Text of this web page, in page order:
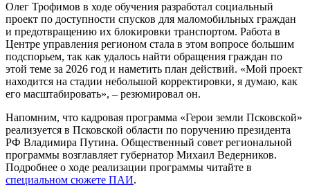
Олег Трофимов в ходе обучения разработал социальный
проект по доступности спусков для маломобильных граждан
и предотвращению их блокировки транспортом. Работа в
Центре управления регионом стала в этом вопросе большим
подспорьем, так как удалось найти обращения граждан по
этой теме за 2026 год и наметить план действий. «Мой проект
находится на стадии небольшой корректировки, я думаю, как
его масштабировать», – резюмировал он.
Напомним, что кадровая программа «Герои земли Псковской»
реализуется в Псковской области по поручению президента
РФ Владимира Путина. Общественный совет региональной
программы возглавляет губернатор Михаил Ведерников.
Подробнее о ходе реализации программы читайте в
специальном сюжете ПАИ.